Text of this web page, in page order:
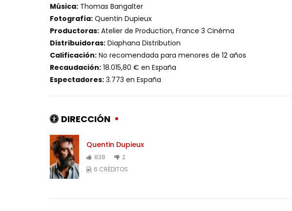
Música: Thomas Bangalter
Fotografía: Quentin Dupieux
Productoras: Atelier de Production, France 3 Cinéma
Distribuidoras: Diaphana Distribution
Calificación: No recomendada para menores de 12 años
Recaudación: 18.015,80 € en España
Espectadores: 3.773 en España
DIRECCIÓN
Quentin Dupieux
838
2
6 CRÉDITOS